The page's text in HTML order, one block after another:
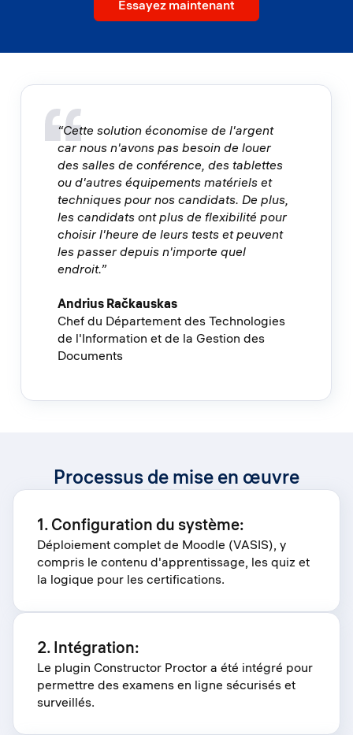
Essayez maintenant
“Cette solution économise de l'argent
car nous n'avons pas besoin de louer
des salles de conférence, des tablettes
ou d'autres équipements matériels et
techniques pour nos candidats. De plus,
les candidats ont plus de flexibilité pour
choisir l'heure de leurs tests et peuvent
les passer depuis n'importe quel
endroit.”
Andrius Račkauskas
Chef du Département des Technologies
de l'Information et de la Gestion des
Documents
Processus de mise en œuvre
1. Configuration du système:
Déploiement complet de Moodle (VASIS), y
compris le contenu d'apprentissage, les quiz et
la logique pour les certifications.
2. Intégration:
Le plugin Constructor Proctor a été intégré pour
permettre des examens en ligne sécurisés et
surveillés.